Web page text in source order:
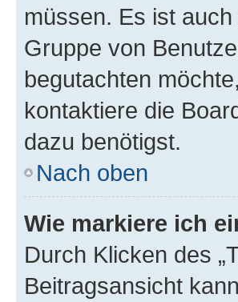
müssen. Es ist
Gruppe von
begutachten
kontaktiere die
dazu benötigst.
Nach oben
Wie markiere ich
Durch Klicken des
Beitragsansicht